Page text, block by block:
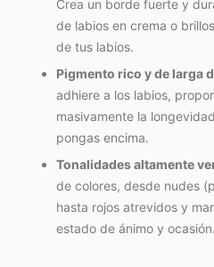
Crea un borde fuerte y
de labios en crema o
de tus labios.
Pigmento rico y de larga
adhiere a los labios,
masivamente la
pongas encima.
Tonalidades altamente
de colores, desde nudes
hasta rojos atrevidos y
estado de ánimo y ocasión.